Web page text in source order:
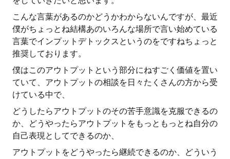
こんな言葉があるのかどうかわからないんですが、最近
僕がちょっとね結構あのいろんな場所で言い始めている
言葉でインプットデトックスというのをですねちょっと
推奨しております。
僕はこのアウトプットという部分にねすごく価値を置い
ていて、アウトプットの相談を日々たくさんの方から受
けている中で、
どうしたらアウトプットのその苦手意識を克服できるの
か、どうやったらアウトプットをもっともっとね自分の
自己表現としてできるのか、
アウトプットをどうやったら継続できるのか、どういう